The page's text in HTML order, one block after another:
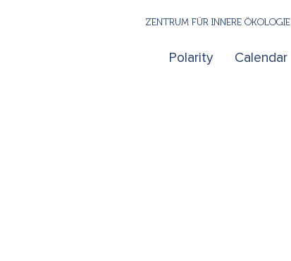
Polarity Calendar
ZENTRUM FÜR INNERE ÖKOLOGIE